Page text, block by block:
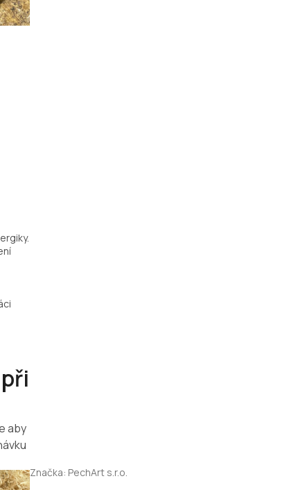
aby
Značka: PechArt s.r.o.